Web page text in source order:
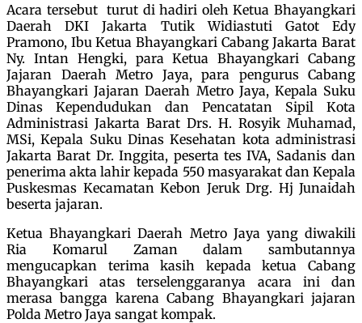
Acara tersebut turut di hadiri oleh Ketua Bhayangkari
Daerah DKI Jakarta Tutik Widiastuti Gatot Edy
Pramono, Ibu Ketua Bhayangkari Cabang Jakarta Barat
Ny. Intan Hengki, para Ketua Bhayangkari Cabang
Jajaran Daerah Metro Jaya, para pengurus Cabang
Bhayangkari Jajaran Daerah Metro Jaya, Kepala Suku
Dinas Kependudukan dan Pencatatan Sipil Kota
Administrasi Jakarta Barat Drs. H. Rosyik Muhamad,
MSi, Kepala Suku Dinas Kesehatan kota administrasi
Jakarta Barat Dr. Inggita, peserta tes IVA, Sadanis dan
penerima akta lahir kepada 550 masyarakat dan Kepala
Puskesmas Kecamatan Kebon Jeruk Drg. Hj Junaidah
beserta jajaran.
Ketua Bhayangkari Daerah Metro Jaya yang diwakili
Ria Komarul Zaman dalam sambutannya
mengucapkan terima kasih kepada ketua Cabang
Bhayangkari atas terselenggaranya acara ini dan
merasa bangga karena Cabang Bhayangkari jajaran
Polda Metro Jaya sangat kompak.